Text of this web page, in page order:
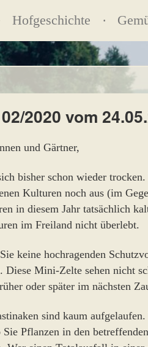
Hofgeschichte
2020 vom
und Gärtner,
bisher schon wieder
Kulturen noch aus (im
in diesem Jahr tatsächlich
im Freiland nicht überlebt.
keine hochragenden
Diese Mini-Zelte sehen nicht
oder später im nächsten
sind kaum
Sie Pflanzen in den